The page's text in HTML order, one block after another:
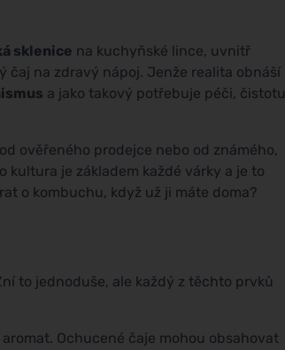
sklenice na kuchyňské lince, uvnitř
čaj na zdravý nápoj. Jenže realita obnáší
a jako takový potřebuje péči, čistotu
ověřeného prodejce nebo od známého,
je základem každé várky a je to
o kombuchu, když už ji máte doma?
to jednoduše, ale každý z těchto prvků
Ochucené čaje mohou obsahovat